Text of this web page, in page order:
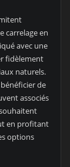
carrelage en
avec une
fidèlement
naturels.
de
associés
en profitant
options